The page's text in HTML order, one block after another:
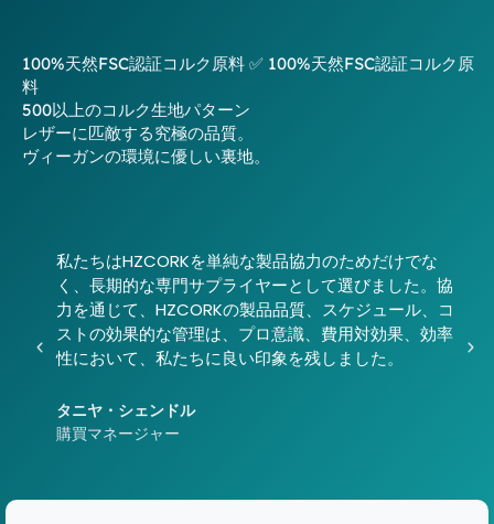
100%天然FSC認証コルク原料 ✅ 100%天然FSC認証コルク原
料
500以上のコルク生地パターン
レザーに匹敵する究極の品質。
ヴィーガンの環境に優しい裏地。
私たちはHZCORKを単純な製品協力のためだけでな
く、長期的な専門サプライヤーとして選びました。協
力を通じて、HZCORKの製品品質、スケジュール、コ
ストの効果的な管理は、プロ意識、費用対効果、効率
性において、私たちに良い印象を残しました。
タニヤ・シェンドル
購買マネージャー